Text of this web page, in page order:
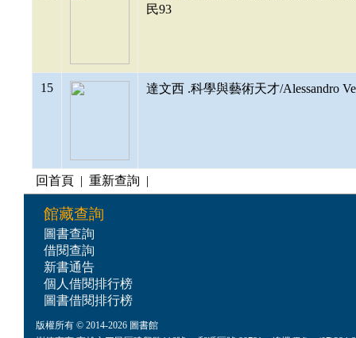
民93
15 達文西 .科學與藝術天才/Alessandro
回首頁 | 重新查詢 |
館藏查詢
圖書查詢
借閱查詢
新書通告
個人借閱排行榜
圖書借閱排行榜
版權所有 © 2014-2026 圖書館